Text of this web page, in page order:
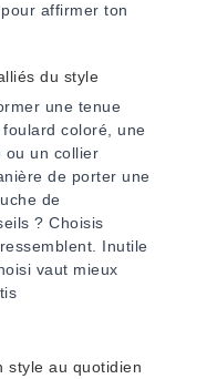
affirmer ton
du style
une tenue
coloré, une
ou un collier
de porter une
de
? Choisis
Inutile
vaut mieux
style au quotidien